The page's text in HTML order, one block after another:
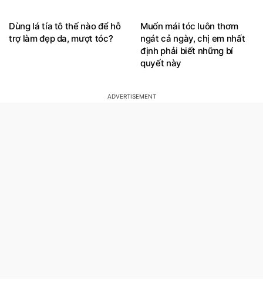
Dùng lá tía tô thế nào để hỗ
trợ làm đẹp da, mượt tóc?
Muốn mái tóc luôn thơm
ngát cả ngày, chị em nhất
định phải biết những bí
quyết này